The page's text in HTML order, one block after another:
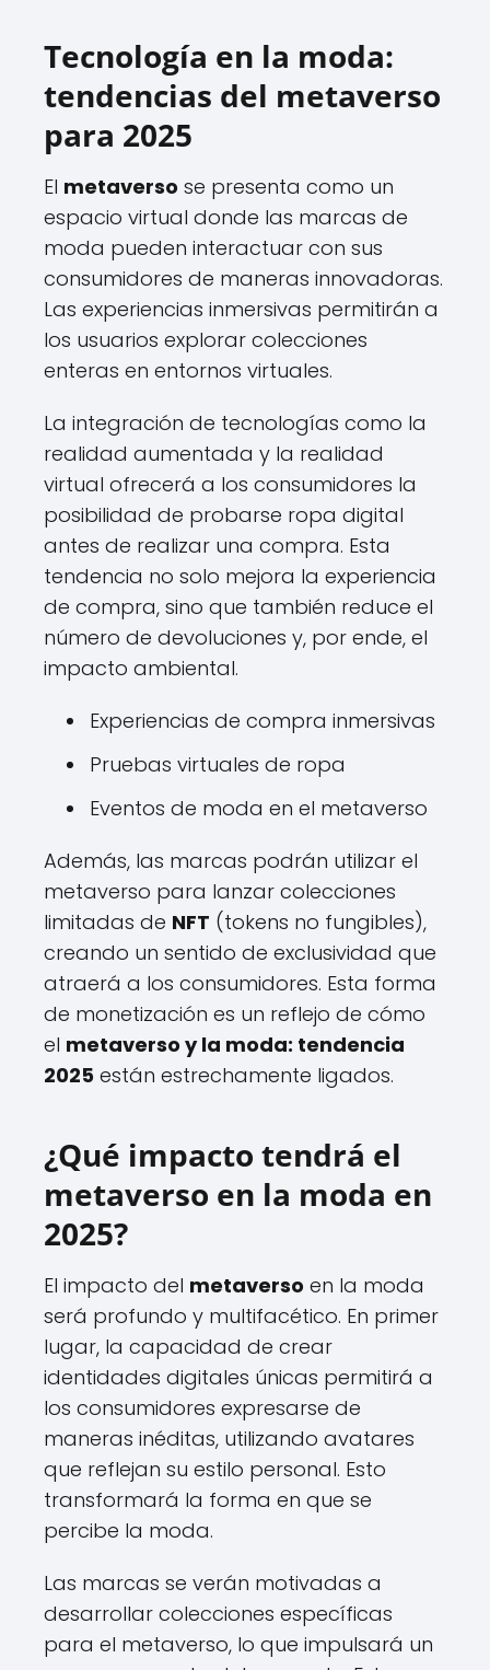
Tecnología en la moda:
tendencias del metaverso
para 2025
El metaverso se presenta como un
espacio virtual donde las marcas de
moda pueden interactuar con sus
consumidores de maneras innovadoras.
Las experiencias inmersivas permitirán a
los usuarios explorar colecciones
enteras en entornos virtuales.
La integración de tecnologías como la
realidad aumentada y la realidad
virtual ofrecerá a los consumidores la
posibilidad de probarse ropa digital
antes de realizar una compra. Esta
tendencia no solo mejora la experiencia
de compra, sino que también reduce el
número de devoluciones y, por ende, el
impacto ambiental.
Experiencias de compra inmersivas
Pruebas virtuales de ropa
Eventos de moda en el metaverso
Además, las marcas podrán utilizar el
metaverso para lanzar colecciones
limitadas de NFT (tokens no fungibles),
creando un sentido de exclusividad que
atraerá a los consumidores. Esta forma
de monetización es un reflejo de cómo
el metaverso y la moda: tendencia
2025 están estrechamente ligados.
¿Qué impacto tendrá el
metaverso en la moda en
2025?
El impacto del metaverso en la moda
será profundo y multifacético. En primer
lugar, la capacidad de crear
identidades digitales únicas permitirá a
los consumidores expresarse de
maneras inéditas, utilizando avatares
que reflejan su estilo personal. Esto
transformará la forma en que se
percibe la moda.
Las marcas se verán motivadas a
desarrollar colecciones específicas
para el metaverso, lo que impulsará un